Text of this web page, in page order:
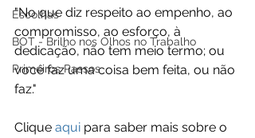
Escolhas
BOT - Brilho nos Olhos no Trabalho
Primeiros Passos
"No que diz respeito ao empenho, ao
compromisso, ao esforço, à
dedicação, não tem meio termo; ou
você faz uma coisa bem feita, ou não
faz."
Clique aqui para saber mais sobre o